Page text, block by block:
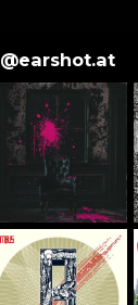
@earshot.at